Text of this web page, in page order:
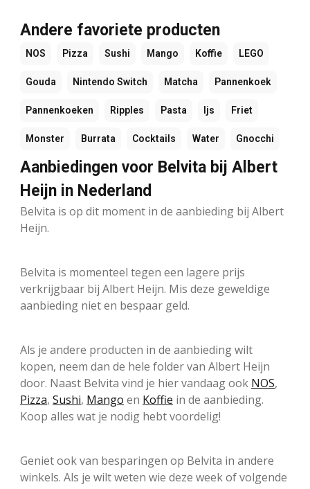
Andere favoriete producten
NOS Pizza Sushi Mango Koffie LEGO
Gouda Nintendo Switch Matcha Pannenkoek
Pannenkoeken Ripples Pasta Ijs Friet
Monster Burrata Cocktails Water Gnocchi
Aanbiedingen voor Belvita bij Albert
Heijn in Nederland
Belvita is op dit moment in de aanbieding bij Albert
Heijn.
Belvita is momenteel tegen een lagere prijs
verkrijgbaar bij Albert Heijn. Mis deze geweldige
aanbieding niet en bespaar geld.
Als je andere producten in de aanbieding wilt
kopen, neem dan de hele folder van Albert Heijn
door. Naast Belvita vind je hier vandaag ook NOS,
Pizza, Sushi, Mango en Koffie in de aanbieding.
Koop alles wat je nodig hebt voordelig!
Geniet ook van besparingen op Belvita in andere
winkels. Als je wilt weten wie deze week of volgende